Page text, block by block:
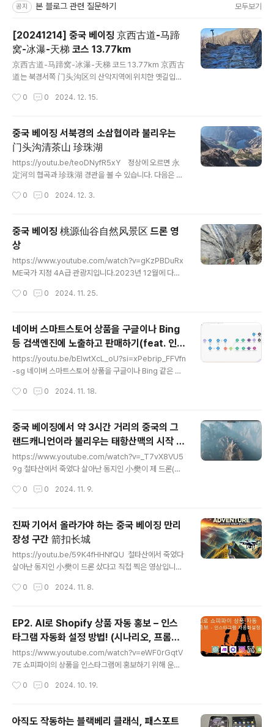
공지 본 블로그 관련 질문하기 모두보기
[20241214] 중국 베이징 京西古道-马蹄
窝-冰瀑-天梯 코스 13.77km
京西古道-马蹄窝-冰瀑-天梯 코드 13.77km 京西古
道는 북경서쪽 门头沟区의 산악지역에 위치한 옛길입니
는 상업도로로서 말발굽자국등 오랜 세월의 흔적만큼 오랜
龙山)과 구불거리는 용정하(永定河)와 인접해있습니다.
고도(옛날 길)를 천천히 걷다 보면 상인과 행인들로 가득
하며 번성했던 옛 고도의 모습과 목청 높여 장사를 하던 상
인들의 모습을 상상하며 산행하는 운치있는 산행 코스입니
다. https://youtu.be/TBqZ6r0Jw_0?si=7MjNOHX
0 0 2024. 12. 15.
중국 베이징 서북경의 소삼협이라 불리우는
门头沟清茶山 珍珠湖
https://youtu.be/teoDNyfR5xY 정상에 오르면 永
定河의 협곡과 珍珠湖 경관을 볼 수 있습니다. 다음은 20
utube.com/watch?v=n2ma4wpxVA4 이 영상은 등
0 0 2024. 12. 3.
중국 베이징 桃源仙谷自然风景区 드론 영
상
https://www.youtube.com/watch?v=gKzPBDuRx
ME국가 지정 4A급 관광지입니다.2023년 12월에 다녀
~~무 좋은 곳인데, 날씨가 쨍하지 않은게 너무 아쉽습니
에 쫙 들어옵니다.하롱베이를 가보지는 않았지만, 아마 이
런 모습일거라 상상해 봅니다.날 좋을 때 또 가봐야 겠습니
다.Ps, 영상은 등산 동지인 小樊의 Air3로 촬영되었습니
다.
0 0 2024. 11. 25.
네이버 스마트스토어 상품을 구글이나 Bing
등 검색엔진에 노출하고 판매하기(feat. 인공
지능이 자동으로 작성해준 블로그 및 인스타
그램 체험기를 이용해서)
https://youtu.be/bElwtXcL_oU?si=xPebrip_FFVfn
-sg 네이버 스마트스토어 상품을 구글이나 Bing 같은 네
그와 인스타그램에 자고 있어도 AI가 자동으로 홍보해 드
을 ChatGPT가 사용기나 체험단 후기 형태로 블로그와 인
스타그램에 자동포스팅까지 동시에 진행할 수 있습니다.
🚀 템플릿 & 프롬프트 받는 방법 : https://alexnam.co
m/5622🚀 Make.com 가입 바로가기 : https://www.
make.com/en/register?pc=ideabox7🚀 Shopify.
2..
0 0 2024. 11. 18.
중국 베이징에서 약 3시간 거리의 중국의 그
랜드캐니언이라 불리우는 태항산맥의 시작 지
역 河北省‌ 保定市 蚕姑坨
https://www.youtube.com/watch?v=_T7vX8VU5
9g 철타산에서 죽었다 살아난 동지인 小樊이 제 드론(Mi
고 했더니 Air3S를 구매해서 직접 찍은 영상입니다.태항
산맥의 북쪽 시작지역입니다.蚕姑坨는 한나라때 한 여승
이 수련을 하면서 지역 주민들에게 누에를 길러 실을 감
아 생활하는 방식을 알려 주었다 하여, 누에 고모(蚕姑)라
고 불렸다고 합니다. 후에 누에 고모는 하늘에 올라 신선
이 되었고, 사람들은 그녀를 기리기 위해 이곳에 절을 지
이 유래되었다고 합니다.영상 후반부에 나오는 남천문(南
0 0 2024. 11. 9.
진짜 기어서 올라가야 하는 중국 베이징 만리
장성 구간 箭扣长城
https://youtu.be/59K4fHHNfQU 철타산에서 죽었다
살아난 동지인 小樊이 드론 샀다고 직접 찍은 영상입니다.
부분)을 말합니다. 즉 화살끝에 오목하게 끼워서 고정시켜
늬? 처럼 움푹 들어가서 그렇게 명명하지 않았나 싶기도 합
니다.
0 0 2024. 11. 8.
EP2. AI로 Shopify 상품 자동 홍보 – 인스
타그램 자동화 설정 방법! (시나리오, 프롬프
트 등 모든 소스 100% 공개)
https://www.youtube.com/watch?v=eWF0rGqtV
7E 쇼피파이의 상품을 인스타그램에 홍보하기 위해 운영,
램을 자동화하고 효율적으로 관리해 보세요! 이번 영상에
기반 자동화 시스템을 소개합니다. 한 번의 설정으로 완전
0 0 2024. 10. 19.
아직도 작동하는 블랙베리 클래식, 패스포트